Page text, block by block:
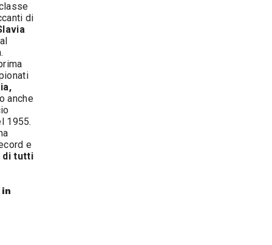
di
anche
1955.
e
di tutti